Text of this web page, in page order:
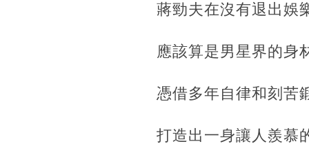
蔣勁夫在沒有退出娛
應該算是男星界的身
憑借多年自律和刻苦
打造出一身讓人羨慕